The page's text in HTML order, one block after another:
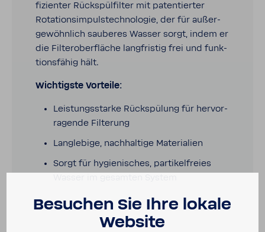
fi­zi­enter Rück­spül­filter mit paten­tierter
Rota­ti­ons­im­puls­tech­no­logie, der für außer­
ge­wöhn­lich sauberes Wasser sorgt, indem er
die Filter­ober­fläche lang­fristig frei und funk­
ti­ons­fähig hält.
Wich­tigste Vorteile:
Leis­tungs­starke Rück­spü­lung für hervor­
ra­gende Filte­rung
Lang­le­bige, nach­hal­tige Mate­ria­lien
Sorgt für hygie­ni­sches, parti­kel­freies
Besu­chen Sie Ihre lokale
Website